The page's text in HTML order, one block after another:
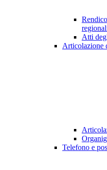
Atti
Articolazione
Telefono e